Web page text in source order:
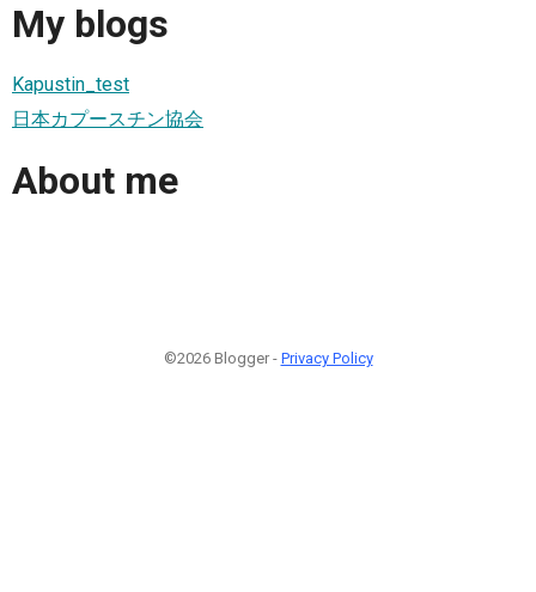
My blogs
Kapustin_test
日本カプースチン協会
About me
©2026 Blogger - Privacy Policy